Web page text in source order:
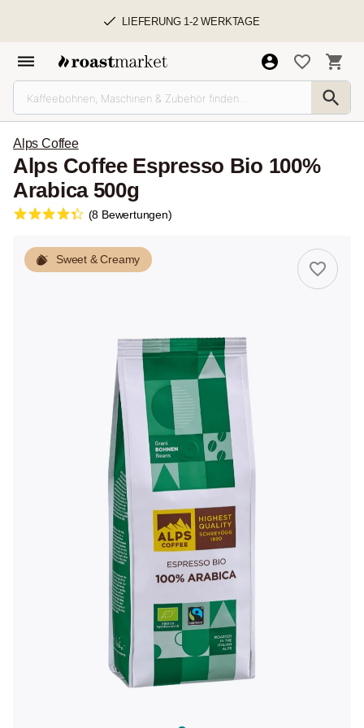
LIEFERUNG 1-2 WERKTAGE
Alps Coffee
Alps Coffee Espresso Bio 100%
Arabica 500g
(8 Bewertungen)
Sweet & Creamy